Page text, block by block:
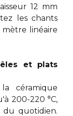
12 mm
les chants
linéaire
et plats
céramique
200-220 °C,
quotidien.